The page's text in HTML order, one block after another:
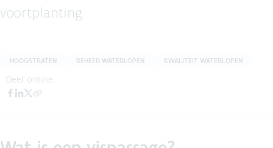
voortplanting.
HOOGSTRATEN BEHEER WATERLOPEN KWALITEIT WATERLOPEN
Deel online